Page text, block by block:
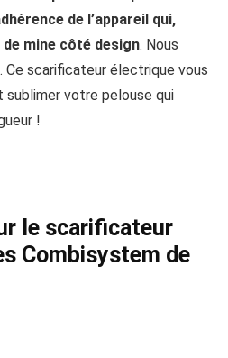
de l’appareil qui,
de mine côté design. Nous
Ce scarificateur électrique vous
sublimer votre pelouse qui
!
le scarificateur
Combisystem de